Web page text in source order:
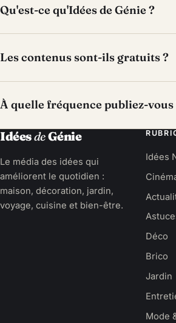
Qu'est-ce qu'Idées de Génie ?
Les contenus sont-ils gratuits ?
À quelle fréquence publiez-vous
IdéesdeGénie
Le média des idées qui
améliorent le quotidien :
maison, décoration, jardin,
voyage, cuisine et bien-être.
Idées
Déco
Brico
Jardin
Mode